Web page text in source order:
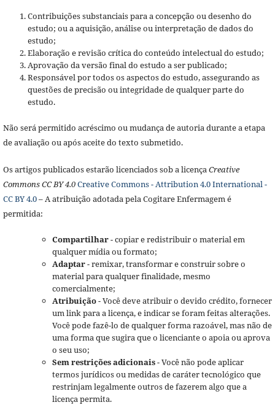
Contribuições substanciais para a concepção ou desenho do
estudo; ou a aquisição, análise ou interpretação de dados do
estudo;
Elaboração e revisão crítica do conteúdo intelectual do estudo;
Aprovação da versão final do estudo a ser publicado;
Responsável por todos os aspectos do estudo, assegurando as
questões de precisão ou integridade de qualquer parte do
estudo.
Não será permitido acréscimo ou mudança de autoria durante a etapa
de avaliação ou após aceite do texto submetido.
Os artigos publicados estarão licenciados sob a licençaCreative
Commons CC BY 4.0Creative Commons - Attribution 4.0 International -
CC BY 4.0– A atribuição adotada pela Cogitare Enfermagem é
permitida:
Compartilhar- copiar e redistribuir o material em
qualquer mídia ou formato;
Adaptar- remixar, transformar e construir sobre o
material para qualquer finalidade, mesmo
comercialmente;
Atribuição- Você deve atribuir o devido crédito, fornecer
um link para a licença, e indicar se foram feitas alterações.
Você pode fazê-lo de qualquer forma razoável, mas não de
uma forma que sugira que o licenciante o apoia ou aprova
o seu uso;
Sem restrições adicionais- Você não pode aplicar
termos jurídicos ou medidas de caráter tecnológico que
restrinjam legalmente outros de fazerem algo que a
licença permita.